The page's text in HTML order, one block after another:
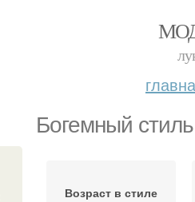
Богемный стиль
Возраст в стиле